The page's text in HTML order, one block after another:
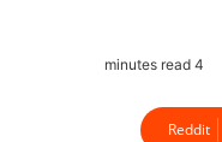
Reddit